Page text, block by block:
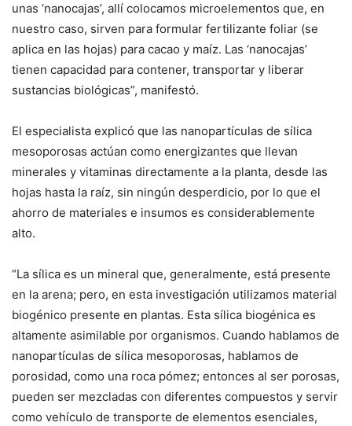
unas ‘nanocajas’, allí colocamos microelementos que, en
nuestro caso, sirven para formular fertilizante foliar (se
aplica en las hojas) para cacao y maíz. Las ‘nanocajas’
tienen capacidad para contener, transportar y liberar
sustancias biológicas”, manifestó.
El especialista explicó que las nanopartículas de sílica
mesoporosas actúan como energizantes que llevan
minerales y vitaminas directamente a la planta, desde las
hojas hasta la raíz, sin ningún desperdicio, por lo que el
ahorro de materiales e insumos es considerablemente
alto.
“La sílica es un mineral que, generalmente, está presente
en la arena; pero, en esta investigación utilizamos material
biogénico presente en plantas. Esta sílica biogénica es
altamente asimilable por organismos. Cuando hablamos de
nanopartículas de sílica mesoporosas, hablamos de
porosidad, como una roca pómez; entonces al ser porosas,
pueden ser mezcladas con diferentes compuestos y servir
como vehículo de transporte de elementos esenciales,